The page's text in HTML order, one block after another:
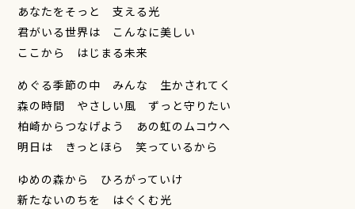
あなたをそっと 支える光
君がいる世界は こんなに美しい
ここから はじまる未来
めぐる季節の中 みんな 生かされてく
森の時間 やさしい風 ずっと守りたい
柏崎からつなげよう あの虹のムコウへ
明日は きっとほら 笑っているから
ゆめの森から ひろがっていけ
新たないのちを はぐくむ光